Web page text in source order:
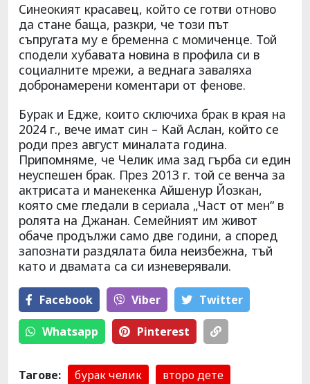
Синеокият красавец, който се готви отново
да стане баща, разкри, че този път
съпругата му е бременна с момиченце. Той
сподели хубавата новина в профила си в
социалните мрежи, а веднага заваляха
добронамерени коментари от фенове.
Бурак и Едже, които сключиха брак в края на
2024 г., вече имат син – Кай Аслан, който се
роди през август миналата година.
Припомняме, че Челик има зад гърба си един
неуспешен брак. През 2013 г. той се венча за
актрисата и манекенка Айшенур Йозкан,
която сме гледали в сериала „Част от мен“ в
ролята на Джанан. Семейният им живот
обаче продължи само две години, а според
запознати раздялата била неизбежна, тъй
като и двамата са си изневерявали.
Facebook Viber Тwitter
Whatsapp Pinterest
Тагове: бурак челик второ дете